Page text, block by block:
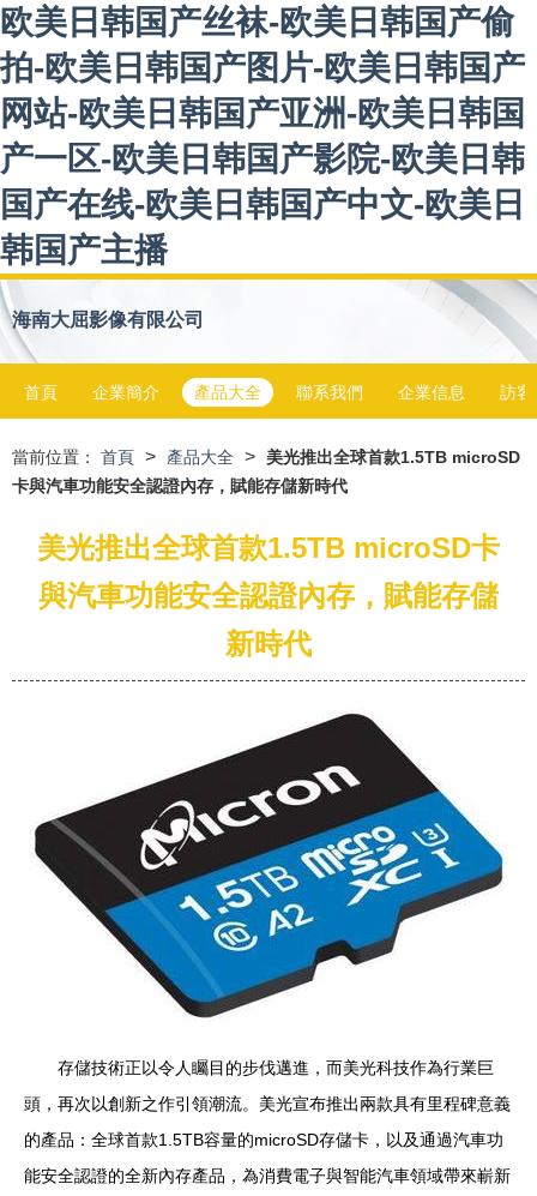
欧美日韩国产丝袜-欧美日韩国产偷
拍-欧美日韩国产图片-欧美日韩国产
网站-欧美日韩国产亚洲-欧美日韩国
产一区-欧美日韩国产影院-欧美日韩
国产在线-欧美日韩国产中文-欧美日
韩国产主播
海南大屈影像有限公司
首頁 企業簡介 產品大全 聯系我們 企業信息 訪客
當前位置： 首頁 > 產品大全 > 美光推出全球首款1.5TB microSD
卡與汽車功能安全認證內存，賦能存儲新時代
美光推出全球首款1.5TB microSD卡
與汽車功能安全認證內存，賦能存儲
新時代
存儲技術正以令人矚目的步伐邁進，而美光科技作為行業巨
頭，再次以創新之作引領潮流。美光宣布推出兩款具有里程碑意義
的產品：全球首款1.5TB容量的microSD存儲卡，以及通過汽車功
能安全認證的全新內存產品，為消費電子與智能汽車領域帶來嶄新